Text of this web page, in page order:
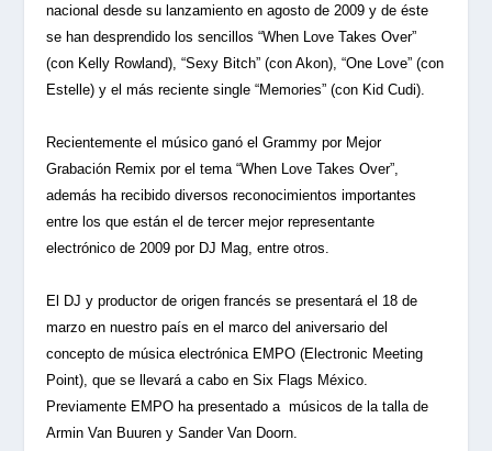
nacional desde su lanzamiento en agosto de 2009 y de éste
se han desprendido los sencillos “When Love Takes Over”
(con Kelly Rowland), “Sexy Bitch” (con Akon), “One Love” (con
Estelle) y el más reciente single “Memories” (con Kid Cudi).
Recientemente el músico ganó el Grammy por Mejor
Grabación Remix por el tema “When Love Takes Over”,
además ha recibido diversos reconocimientos importantes
entre los que están el de tercer mejor representante
electrónico de 2009 por DJ Mag, entre otros.
El DJ y productor de origen francés se presentará el 18 de
marzo en nuestro país en el marco del aniversario del
concepto de música electrónica EMPO (Electronic Meeting
Point), que se llevará a cabo en Six Flags México.
Previamente EMPO ha presentado a músicos de la talla de
Armin Van Buuren y Sander Van Doorn.